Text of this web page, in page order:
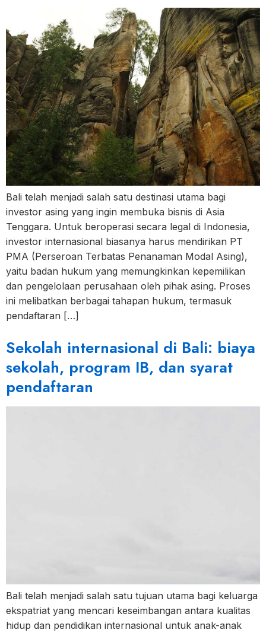
Bali telah menjadi salah satu destinasi utama bagi
investor asing yang ingin membuka bisnis di Asia
Tenggara. Untuk beroperasi secara legal di Indonesia,
investor internasional biasanya harus mendirikan PT
PMA (Perseroan Terbatas Penanaman Modal Asing),
yaitu badan hukum yang memungkinkan kepemilikan
dan pengelolaan perusahaan oleh pihak asing. Proses
ini melibatkan berbagai tahapan hukum, termasuk
pendaftaran […]
Sekolah internasional di Bali: biaya
sekolah, program IB, dan syarat
pendaftaran
Bali telah menjadi salah satu tujuan utama bagi keluarga
ekspatriat yang mencari keseimbangan antara kualitas
hidup dan pendidikan internasional untuk anak-anak